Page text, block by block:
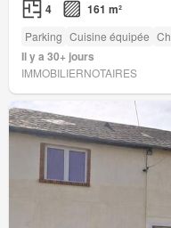
4 161 m²
Parking Cuisine équipée
Il y a 30+ jours
IMMOBILIERNOTAIRES